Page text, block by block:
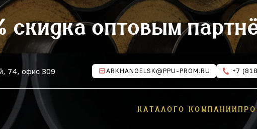
скидка оптовым
74, офис 309 ARKHANGELSK@PPU-PROM.RU +7
КАТАЛОГО КОМПАНИИ